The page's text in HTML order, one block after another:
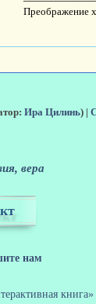
Преображение
Ира Цилинь) |
вера
нам
книга»